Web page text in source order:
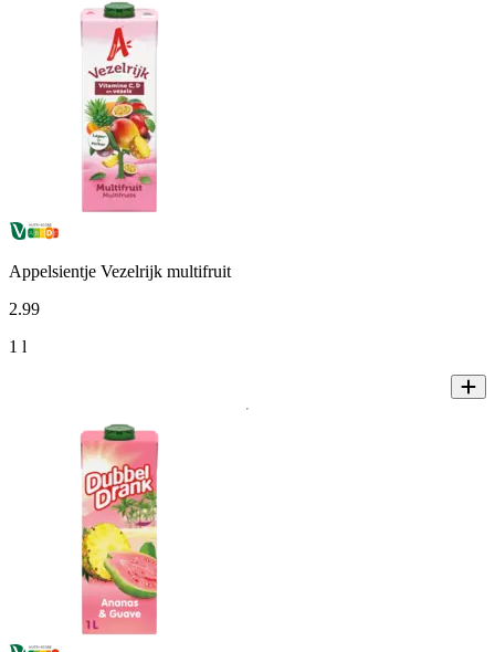
Appelsientje Vezelrijk multifruit
2.99
1 l